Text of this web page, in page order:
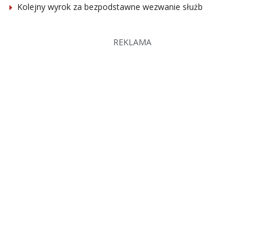
Kolejny wyrok za bezpodstawne wezwanie służb
REKLAMA